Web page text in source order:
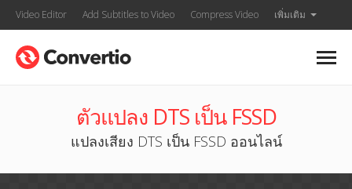
Video Editor Add Subtitles to Video Compress Video เพิ่มเติม
ตัวแปลง DTS เป็น FSSD
แปลงเสียง DTS เป็น FSSD ออนไลน์